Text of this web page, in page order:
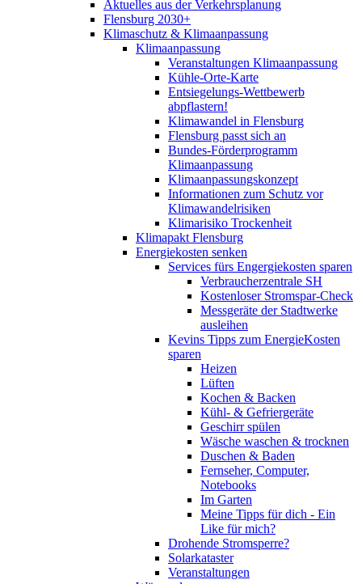
Aktuelles aus der Verkehrsplanung
Flensburg 2030+
Klimaschutz & Klimaanpassung
Klimaanpassung
Veranstaltungen Klimaanpassung
Kühle-Orte-Karte
Entsiegelungs-Wettbewerb
abpflastern!
Klimawandel in Flensburg
Flensburg passt sich an
Bundes-Förderprogramm
Klimaanpassung
Klimaanpassungskonzept
Informationen zum Schutz vor
Klimawandelrisiken
Klimarisiko Trockenheit
Klimapakt Flensburg
Energiekosten senken
Services fürs Engergiekosten sparen
Verbraucherzentrale SH
Kostenloser Stromspar-Check
Messgeräte der Stadtwerke
ausleihen
Kevins Tipps zum EnergieKosten
sparen
Heizen
Lüften
Kochen & Backen
Kühl- & Gefriergeräte
Geschirr spülen
Wäsche waschen & trocknen
Duschen & Baden
Fernseher, Computer,
Notebooks
Im Garten
Meine Tipps für dich - Ein
Like für mich?
Drohende Stromsperre?
Solarkataster
Veranstaltungen